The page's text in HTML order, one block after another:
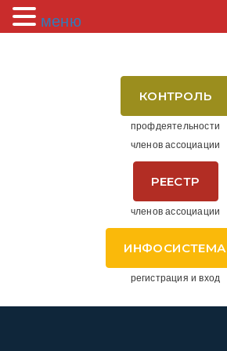
КОНТРОЛЬ
профдеятельности
членов ассоциации
РЕЕСТР
членов ассоциации
ИНФОСИСТЕМА
регистрация и вход
меню